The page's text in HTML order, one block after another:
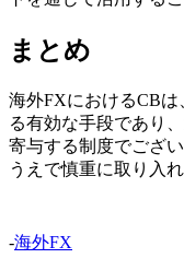
まとめ
海外FXにおけるCB
る有効な手段であり
寄与する制度でござ
うえで慎重に取り入
-海外FX